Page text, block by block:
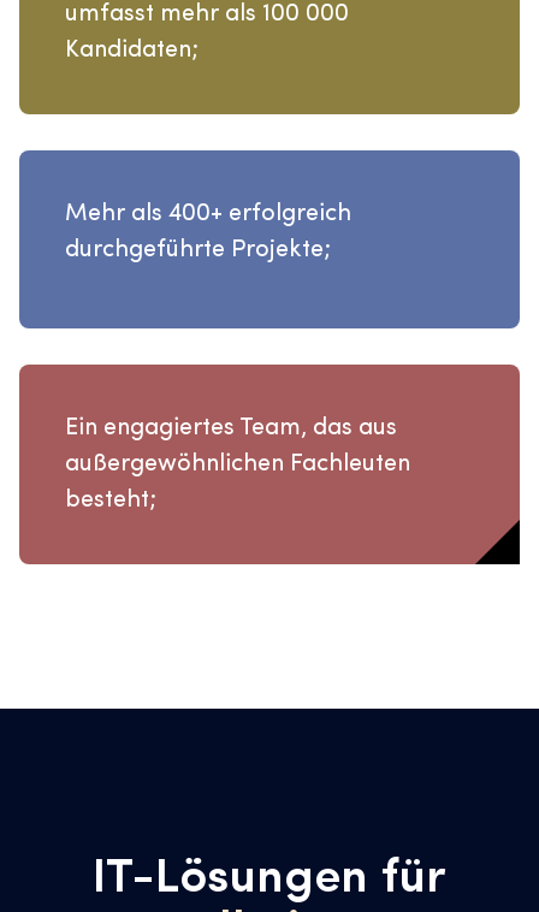
umfasst mehr als 100 000
Kandidaten;
Mehr als 400+ erfolgreich
durchgeführte Projekte;
Ein engagiertes Team, das aus
außergewöhnlichen Fachleuten
besteht;
IT-Lösungen für